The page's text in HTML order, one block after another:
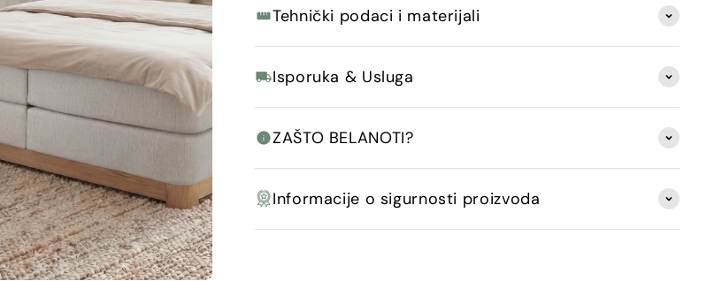
Tehnički podaci i materijali
Isporuka & Usluga
ZAŠTO BELANOTI?
Informacije o sigurnosti proizvoda